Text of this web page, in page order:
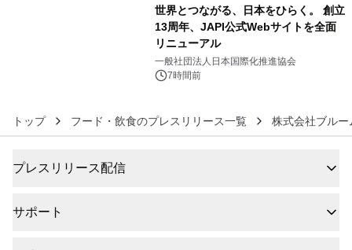
世界とつながる、日本をひらく。 創立
13周年、JAPI公式Webサイトを全面
リニューアル
一般社団法人日本国際化推進協会
7時間前
トップ フード・飲食のプレスリリース一覧 株式会社ブル
プレスリリース配信
サポート